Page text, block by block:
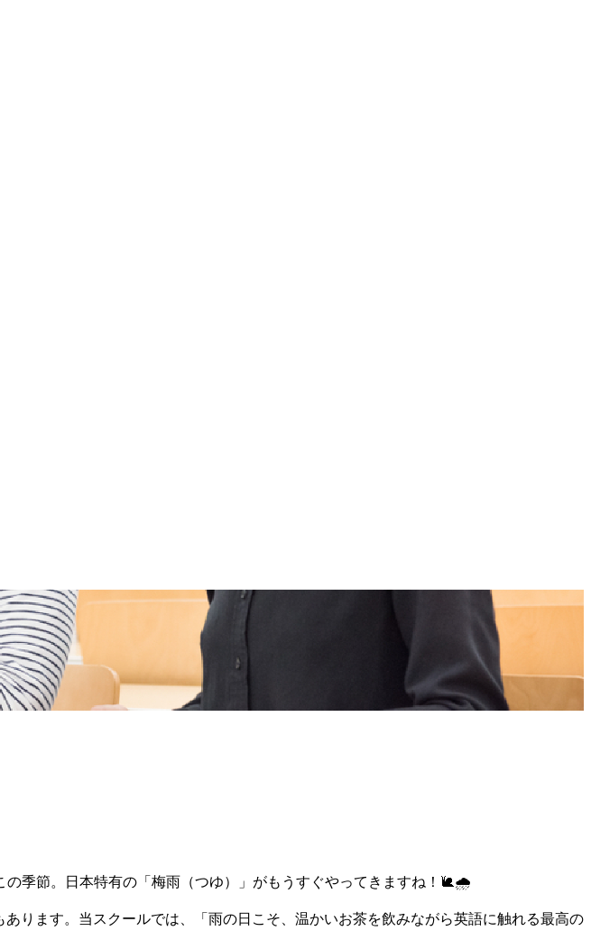
季節。日本特有の「梅雨（つゆ）」がもうすぐやってきますね！🐌🌧️
ります。当スクールでは、「雨の日こそ、温かいお茶を飲みながら英語に触れる最高の